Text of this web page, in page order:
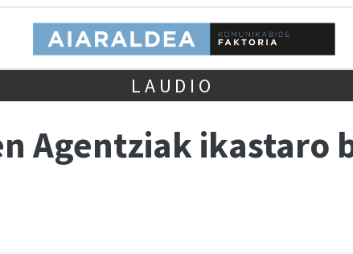
LAUDIO
Agentziak ikastaro